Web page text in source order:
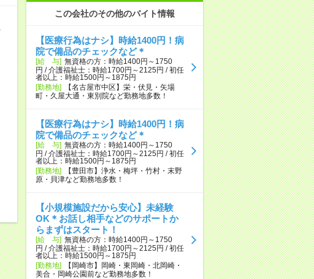
この会社のその他のバイト情報
【医療行為はナシ】時給1400円！病
院で備品のチェックなど＊
[給 与] 無資格の方：時給1400円～1750
円 / 介護福祉士：時給1700円～2125円 / 初任
者以上：時給1500円～1875円
[勤務地]
【名古屋市中区】栄・伏見・矢場
町・久屋大通・東別院など勤務地多数！
【医療行為はナシ】時給1400円！病
院で備品のチェックなど＊
[給 与] 無資格の方：時給1400円～1750
円 / 介護福祉士：時給1700円～2125円 / 初任
者以上：時給1500円～1875円
[勤務地]
【豊田市】浄水・梅坪・竹村・末野
原・貝津など勤務地多数！
【小規模施設だから安心】未経験
OK＊お話し相手などのサポートか
らまずはスタート！
[給 与] 無資格の方：時給1400円～1750
円 / 介護福祉士：時給1700円～2125円 / 初任
者以上：時給1500円～1875円
[勤務地]
【岡崎市】岡崎・東岡崎・北岡崎・
美合・岡崎公園前など勤務地多数！